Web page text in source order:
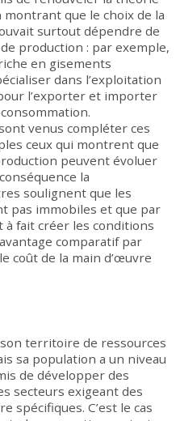
que le choix de la
surtout dépendre de
production : par exemple,
en gisements
dans l’exploitation
l’exporter et importer
venus compléter ces
ceux qui montrent que
peuvent évoluer
la
soulignent que les
pas immobiles et que par
fait créer les conditions
comparatif par
coût de la main d’œuvre
territoire de ressources
sa population a un niveau
de développer des
secteurs exigeant des
spécifiques. C’est le cas